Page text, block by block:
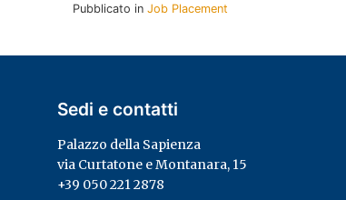
Pubblicato in Job Placement
Sedi e contatti
Palazzo della Sapienza
via Curtatone e Montanara, 15
+39 050 221 2878